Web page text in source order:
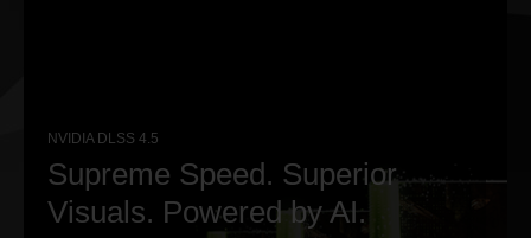
NVIDIA DLSS 4.5
Supreme Speed. Superior
Visuals. Powered by AI.